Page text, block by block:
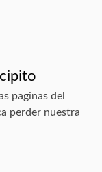
paginas del
perder nuestra